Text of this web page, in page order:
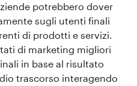
potrebbero dover
sugli utenti finali
di prodotti e servizi.
di marketing migliori
in base al risultato
trascorso interagendo